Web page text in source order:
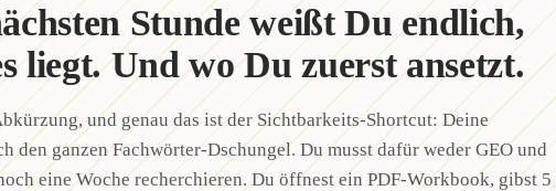
Stunde weißt Du endlich,
liegt. Und wo Du zuerst ansetzt.
und genau das ist der Sichtbarkeits-Shortcut: Deine
den ganzen Fachwörter-Dschungel. Du musst dafür weder GEO und
eine Woche recherchieren. Du öffnest ein PDF-Workbook, gibst 5